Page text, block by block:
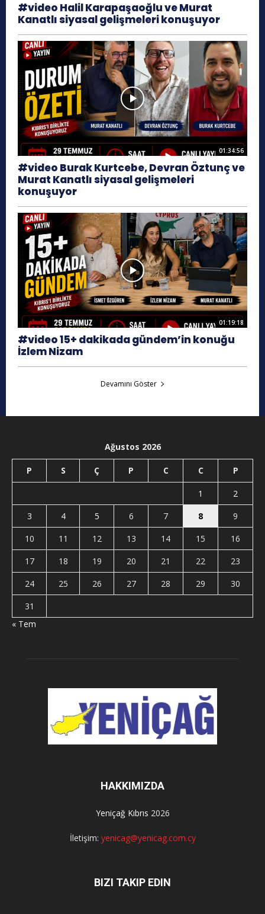
#video Halil Karapaşaoğlu ve Murat
Kanatlı siyasal gelişmeleri konuşuyor
01:34:56
#video Burak Kurtcebe, Devran Öztunç ve
Murat Kanatlı siyasal gelişmeleri
konuşuyor
01:19:18
#video 15+ dakikada gündem’in konuğu
İzlem Nizam
Devamını Göster
Ağustos 2026
P S Ç P C C P
1
2
3
4 5 6 7 8
9
10
11 12 13 14 15
16
17
18 19 20 21 22
23
24
25 26 27 28 29
30
31
« Tem
HAKKIMIZDA
Yeniçağ Kıbrıs 2026
İletişim: yenicag@yenicag.com.cy
BIZI TAKIP EDIN